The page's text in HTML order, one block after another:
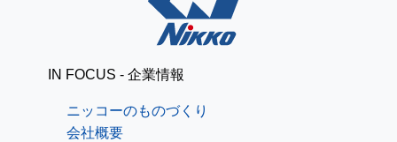
IN FOCUS - 企業情報
ニッコーのものづくり
会社概要